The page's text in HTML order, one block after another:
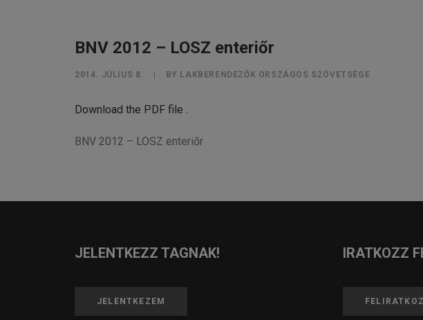
BNV 2012 – LOSZ enteriőr
2014. JÚLIUS 8. BY LAKBERENDEZŐK ORSZÁGOS SZÖVETSÉGE
Download the PDF file .
BNV 2012 – LOSZ enteriőr
JELENTKEZZ TAGNAK!
JELENTKEZEM
IRATKOZZ